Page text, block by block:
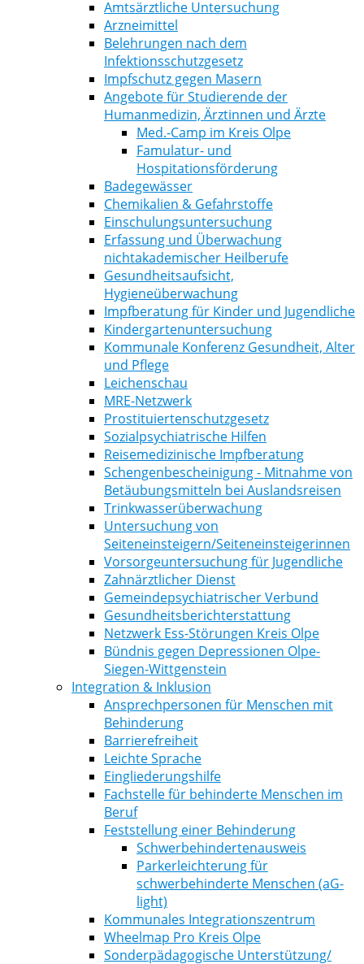
Amtsärztliche Untersuchung
Arzneimittel
Belehrungen nach dem
Infektionsschutzgesetz
Impfschutz gegen Masern
Angebote für Studierende der
Humanmedizin, Ärztinnen und Ärzte
Med.-Camp im Kreis Olpe
Famulatur- und
Hospitationsförderung
Badegewässer
Chemikalien & Gefahrstoffe
Einschulungsuntersuchung
Erfassung und Überwachung
nichtakademischer Heilberufe
Gesundheitsaufsicht,
Hygieneüberwachung
Impfberatung für Kinder und Jugendliche
Kindergartenuntersuchung
Kommunale Konferenz Gesundheit, Alter
und Pflege
Leichenschau
MRE-Netzwerk
Prostituiertenschutzgesetz
Sozialpsychiatrische Hilfen
Reisemedizinische Impfberatung
Schengenbescheinigung - Mitnahme von
Betäubungsmitteln bei Auslandsreisen
Trinkwasserüberwachung
Untersuchung von
Seiteneinsteigern/Seiteneinsteigerinnen
Vorsorgeuntersuchung für Jugendliche
Zahnärztlicher Dienst
Gemeindepsychiatrischer Verbund
Gesundheitsberichterstattung
Netzwerk Ess-Störungen Kreis Olpe
Bündnis gegen Depressionen Olpe-
Siegen-Wittgenstein
Integration & Inklusion
Ansprechpersonen für Menschen mit
Behinderung
Barrierefreiheit
Leichte Sprache
Eingliederungshilfe
Fachstelle für behinderte Menschen im
Beruf
Feststellung einer Behinderung
Schwerbehindertenausweis
Parkerleichterung für
schwerbehinderte Menschen (aG-
light)
Kommunales Integrationszentrum
Wheelmap Pro Kreis Olpe
Sonderpädagogische Unterstützung/